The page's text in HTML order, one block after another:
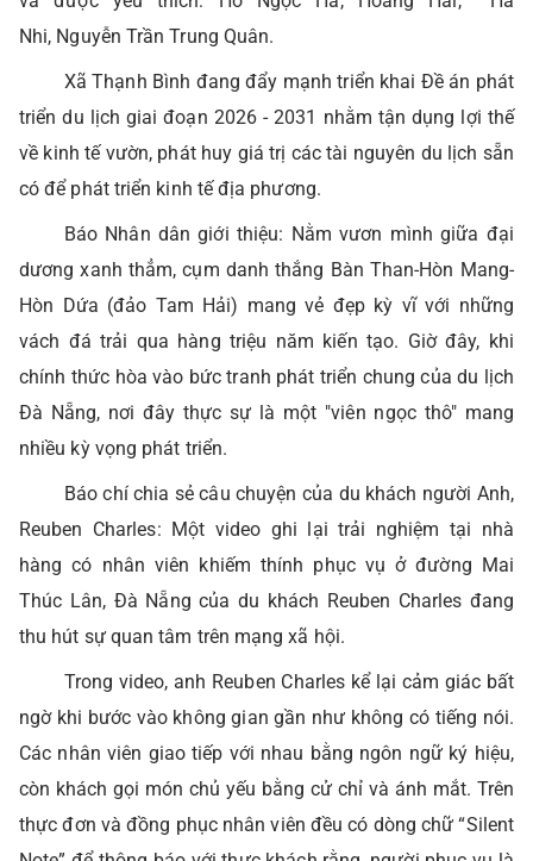
Nhi, Nguyễn Trần Trung Quân.
Xã Thạnh Bình đang đẩy mạnh triển khai Đề án phát
triển du lịch giai đoạn 2026 - 2031 nhằm tận dụng lợi thế
về kinh tế vườn, phát huy giá trị các tài nguyên du lịch sẵn
có để phát triển kinh tế địa phương.
Báo Nhân dân giới thiệu: Nằm vươn mình giữa đại
dương xanh thẳm, cụm danh thắng Bàn Than-Hòn Mang-
Hòn Dứa (đảo Tam Hải) mang vẻ đẹp kỳ vĩ với những
vách đá trải qua hàng triệu năm kiến tạo. Giờ đây, khi
chính thức hòa vào bức tranh phát triển chung của du lịch
Đà Nẵng, nơi đây thực sự là một "viên ngọc thô" mang
nhiều kỳ vọng phát triển.
Báo chí chia sẻ câu chuyện của du khách người Anh,
Reuben Charles: Một video ghi lại trải nghiệm tại nhà
hàng có nhân viên khiếm thính phục vụ ở đường Mai
Thúc Lân, Đà Nẵng của du khách Reuben Charles đang
thu hút sự quan tâm trên mạng xã hội.
Trong video, anh Reuben Charles kể lại cảm giác bất
ngờ khi bước vào không gian gần như không có tiếng nói.
Các nhân viên giao tiếp với nhau bằng ngôn ngữ ký hiệu,
còn khách gọi món chủ yếu bằng cử chỉ và ánh mắt. Trên
thực đơn và đồng phục nhân viên đều có dòng chữ “Silent